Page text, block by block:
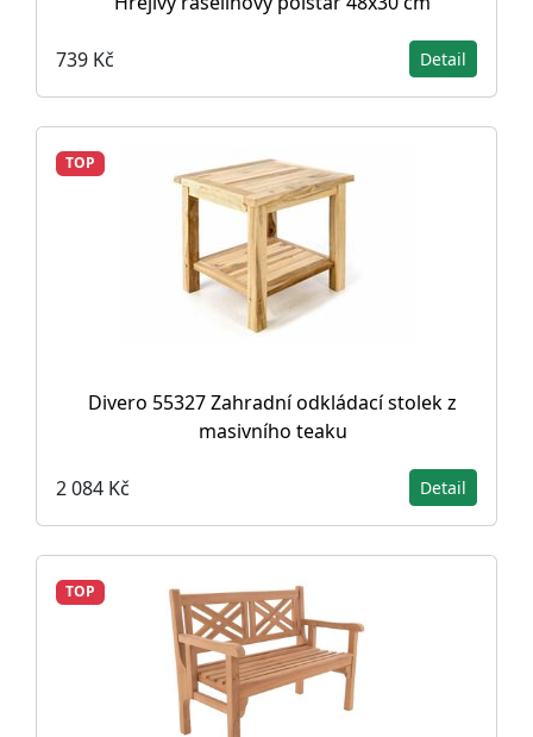
739 Kč Detail
TOP
Divero 55327 Zahradní odkládací stolek z
masivního teaku
2 084 Kč Detail
TOP